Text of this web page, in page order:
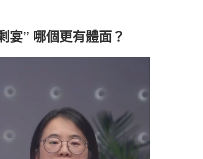
宴” 哪個更有體面？